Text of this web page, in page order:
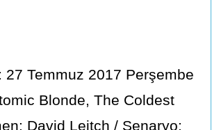
27 Temmuz 2017 Perşembe
Blonde, The Coldest
David Leitch / Senaryo: